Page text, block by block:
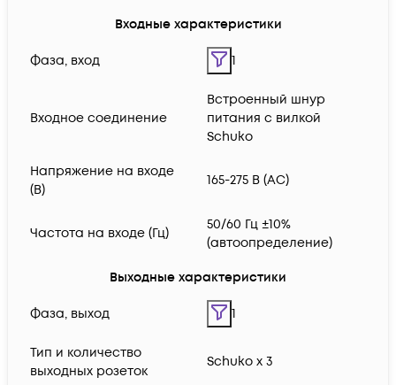
Входные характеристики
Фаза, вход 1
Входное соединение
Встроенный шнур
питания с вилкой
Schuko
Напряжение на входе
(В)
165-275 В (AC)
Частота на входе (Гц)
50/60 Гц ±10%
(автоопределение)
Выходные характеристики
Фаза, выход 1
Тип и количество
выходных розеток
Schuko x 3